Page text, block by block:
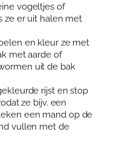
vogeltjes of
ze er uit halen met
en kleur ze met
met aarde of
uit de bak
rijst en stop
ze bijv. een
een mand op de
vullen met de